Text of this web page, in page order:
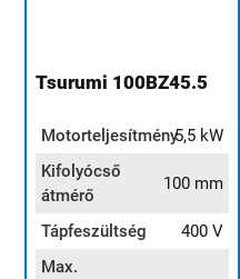
Tsurumi 100BZ45.5
Motorteljesítmény5,5 kW
Kifolyócső
átmérő
100 mm
Tápfeszültség
400 V
Max.